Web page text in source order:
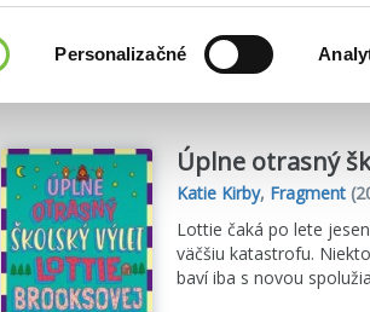
Personalizačné
Našli sme
Úplne otrasný
Katie Kirby, Fragment
Lottie čaká po lete
väčšiu katastrofu.
baví iba s novou